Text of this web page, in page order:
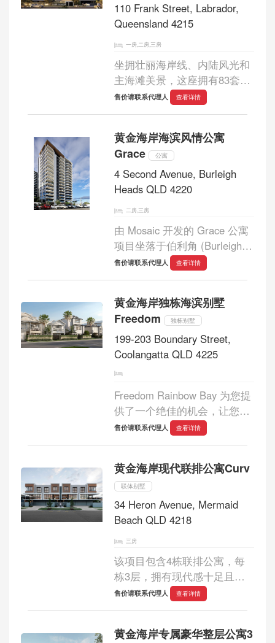
110 Frank Street, Labrador,
Queensland 4215
一房,二房,三房
坐拥壮丽海岸线、内陆风光和
主海滩美景，这座拥有83套优
雅公寓的综合体可满足各种生
活方式的需求。优雅、现代且
您每天都感受到家的温馨。...
售价请联系代理人 查看详情
黄金海岸海滨风情公寓
Grace
公寓
4 Second Avenue, Burleigh
Heads QLD 4220
二房,三房
由 Mosaic 开发的 Grace 公寓
项目坐落于伯利角 (Burleigh
Heads) 高密度区域，是一座风
了精致现代的生活方式，将伯
利角（Burleigh Heads）...
售价请联系代理人 查看详情
黄金海岸独栋海滨别墅
Freedom
独栋别墅
199-203 Boundary Street,
Coolangatta QLD 4225
Freedom Rainbow Bay 为您提
供了一个绝佳的机会，让您拥
有仅有的 16 栋独立产权海滨
别墅之一，距离黄金海岸乃至
遥。每栋别墅都精心打造，既
散发着海滩小屋...
售价请联系代理人 查看详情
黄金海岸现代联排公寓Curv
联体别墅
34 Heron Avenue, Mermaid
Beach QLD 4218
三房
该项目包含4栋联排公寓，每
栋3层，拥有现代感十足且富
有质感的外立面。Curv的设计
灵感源自其周边环境的优美景
搭配和材料选择，建造的每一
售价请联系代理人 查看详情
黄金海岸专属豪华整层公寓3